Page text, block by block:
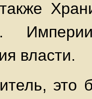
власти.
это